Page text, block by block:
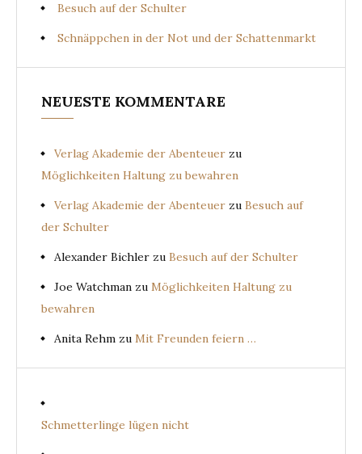
Besuch auf der Schulter
Schnäppchen in der Not und der Schattenmarkt
NEUESTE KOMMENTARE
Verlag Akademie der Abenteuer zu
Möglichkeiten Haltung zu bewahren
Verlag Akademie der Abenteuer zu Besuch auf
der Schulter
Alexander Bichler zu Besuch auf der Schulter
Joe Watchman zu Möglichkeiten Haltung zu
bewahren
Anita Rehm zu Mit Freunden feiern …
Schmetterlinge lügen nicht